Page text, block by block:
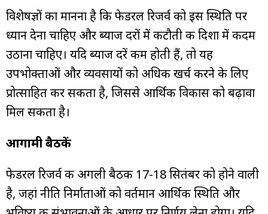
विशेषज्ञों का मानना है कि फेडरल रिजर्व को इस स्थिति पर
ध्यान देना चाहिए और ब्याज दरों में कटौती की दिशा में कदम
उठाना चाहिए। यदि ब्याज दरें कम होती हैं, तो यह
उपभोक्ताओं और व्यवसायों को अधिक खर्च करने के लिए
प्रोत्साहित कर सकता है, जिससे आर्थिक विकास को बढ़ावा
मिल सकता है।
आगामी बैठकें
फेडरल रिजर्व की अगली बैठक 17-18 सितंबर को होने वाली
है, जहां नीति निर्माताओं को वर्तमान आर्थिक स्थिति और